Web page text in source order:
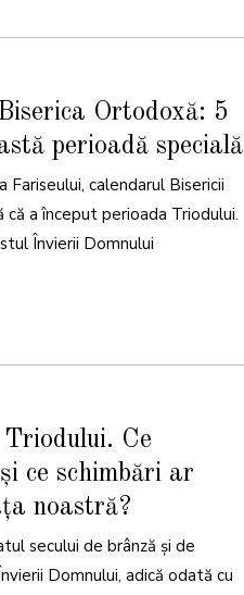
Ortodoxă: 5
perioadă specială
Fariseului, calendarul Bisericii
a început perioada Triodului.
Învierii Domnului
Ce
ce schimbări ar
noastră?
secului de brânză și de
Domnului, adică odată cu